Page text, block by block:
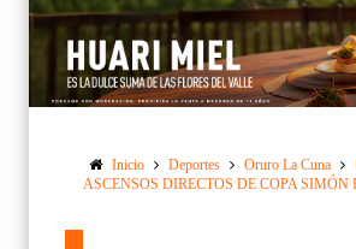
Inicio Deportes Oruro La Cuna
ASCENSOS DIRECTOS DE COPA SIMÓN